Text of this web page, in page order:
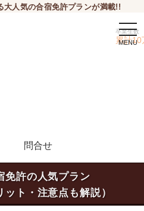
大人気の合宿免許プランが満載!!
卒業生数
累計10
問合せ
免許の人気プラン
ット・注意点も解説）